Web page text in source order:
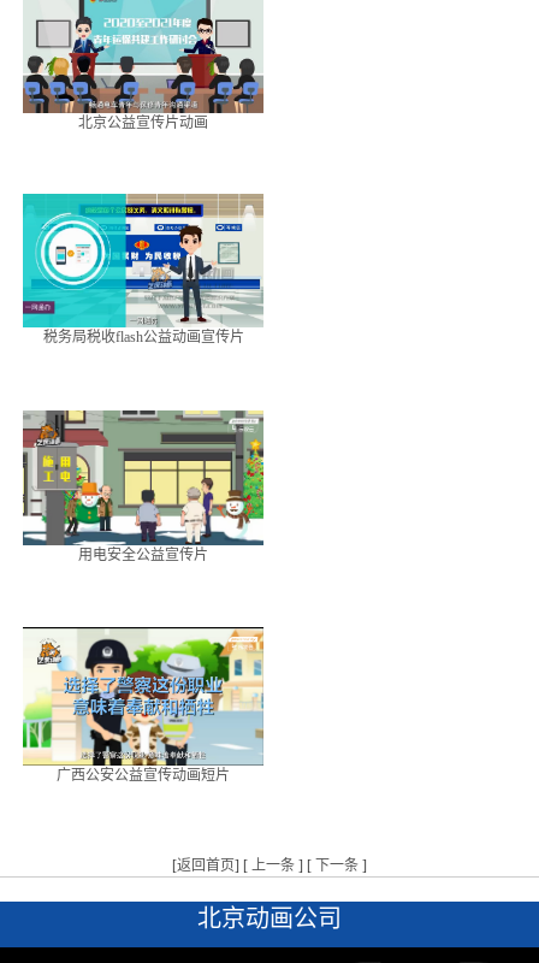
北京公益宣传片动画
税务局税收flash公益动画宣传片
用电安全公益宣传片
广西公安公益宣传动画短片
[返回首页] [ 上一条 ] [ 下一条 ]
北京动画公司